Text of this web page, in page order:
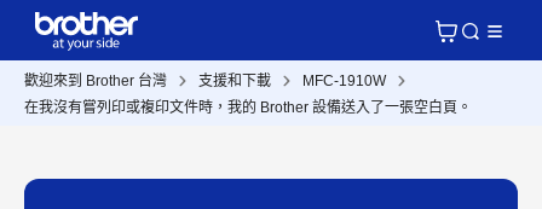
歡迎來到 Brother 台灣 支援和下載
MFC-1910W
在我沒有嘗列印或複印文件時，我的 Brother 設備送入了一張空白頁。